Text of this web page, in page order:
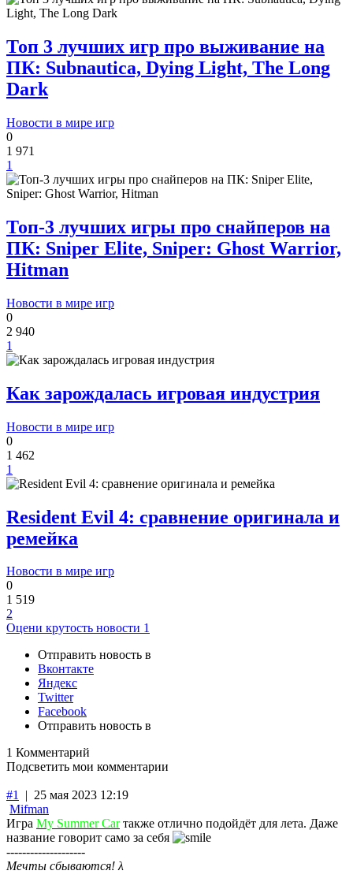
Топ 3 лучших игр про выживание на
ПК: Subnautica, Dying Light, The Long
Dark
Новости в мире игр
0
1 971
1
Топ-3 лучших игры про снайперов на
ПК: Sniper Elite, Sniper: Ghost Warrior,
Hitman
Новости в мире игр
0
2 940
1
Как зарождалась игровая индустрия
Новости в мире игр
0
1 462
1
Resident Evil 4: сравнение оригинала и
ремейка
Новости в мире игр
0
1 519
2
Оцени крутость новости 1
Отправить новость в
Вконтакте
Яндекс
Twitter
Facebook
Отправить новость в
1 Комментарий
Подсветить мои комментарии
#1
25 мая 2023 12:19
Mifman
Игра My Summer Carтакже отлично подойдёт для лета. Даже
название говорит само за себя
--------------------
Мечты сбываются! λ